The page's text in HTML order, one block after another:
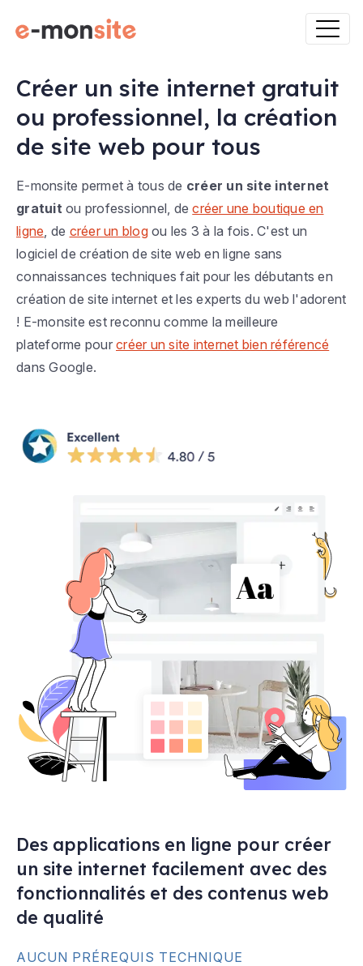
Créer un site internet gratuit
ou professionnel, la création
de site web pour tous
E-monsite permet à tous de créer un site internet
gratuit ou professionnel, decréer une boutique en
ligne , de créer un blogou les 3 à la fois. C'est un
logiciel de création de site web en ligne sans
connaissances techniques fait pour les débutants en
création de site internet et les experts du web l'adorent
! E-monsite est reconnu comme la meilleure
plateforme pour créer un site internet bien référencé
dans Google.
Des applications en ligne pour créer
un site internet facilement avec des
fonctionnalités et des contenus web
de qualité
AUCUN PRÉREQUIS TECHNIQUE